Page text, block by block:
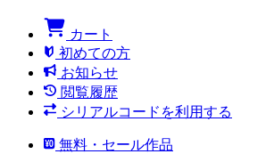
カート
初めての方
お知らせ
閲覧履歴
シリアルコードを利用する
無料・セール作品